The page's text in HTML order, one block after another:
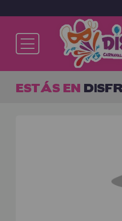
Ya soy
ESTÁS EN